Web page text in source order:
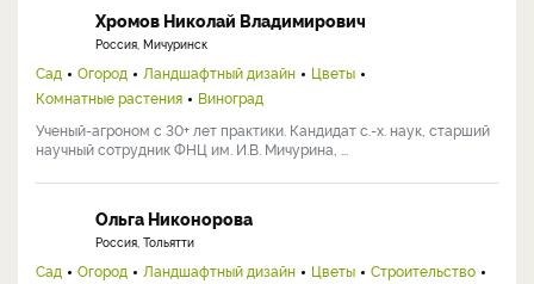
Хромов Николай Владимирович
Россия, Мичуринск
Сад Огород Ландшафтный дизайн
Цветы
Комнатные растения
Виноград
Ученый-агроном с 30+ лет практики. Кандидат с.-х. наук, старший
научный сотрудник ФНЦ им. И.В. Мичурина, ...
Ольга Никонорова
Россия, Тольятти
Сад Огород Ландшафтный дизайн Цветы
Строительство